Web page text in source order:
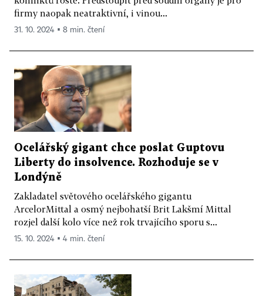
firmy naopak neatraktivní, i vinou...
31. 10. 2024 ▪ 8 min. čtení
Ocelářský gigant chce poslat Guptovu
Liberty do insolvence. Rozhoduje se v
Londýně
Zakladatel světového ocelářského gigantu
ArcelorMittal a osmý nejbohatší Brit Lakšmí Mittal
rozjel další kolo více než rok trvajícího sporu s...
15. 10. 2024 ▪ 4 min. čtení